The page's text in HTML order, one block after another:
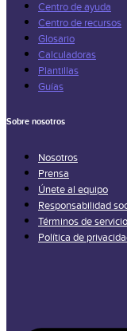
Centro de ayuda
Centro de recursos
Glosario
Calculadoras
Plantillas
Guías
Sobre nosotros
Nosotros
Prensa
Únete al equipo
Responsabilidad
Términos de servicio
Política de